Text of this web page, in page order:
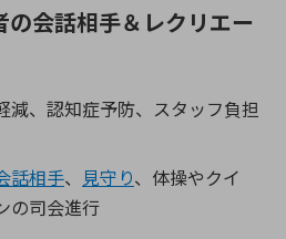
会話相手＆レクリエー
減、認知症予防、スタッフ負担
話相手、 見守り、体操やクイ
の司会進行